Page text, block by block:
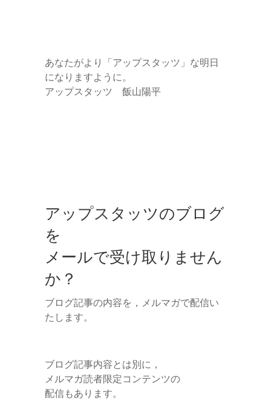
あなたがより「アップスタッツ」な明日
になりますように。
アップスタッツ 飯山陽平
アップスタッツのブログ
を
メールで受け取りません
か？
ブログ記事の内容を，メルマガで配信い
たします。
ブログ記事内容とは別に，
メルマガ読者限定コンテンツの
配信もあります。